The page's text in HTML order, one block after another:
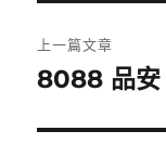
章
上一篇文章
上
篇
8088 品安